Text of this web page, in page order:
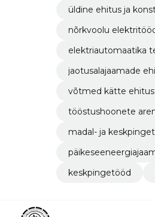
üldine ehitus ja
nõrkvoolu
elektriautomaatika
jaotusalajaamade
võtmed kätte
tööstushoonete
madal- ja
keskpingetööd